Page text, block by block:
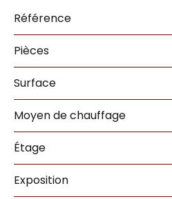
Référence
Pièces
Surface
Moyen de chauffage
Étage
Exposition